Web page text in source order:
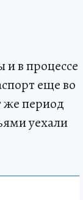
в процессе
еще во
же период
уехали